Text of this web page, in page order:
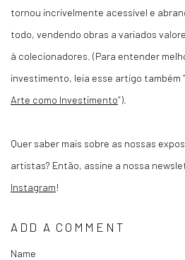
tornou incrivelmente acessível e
todo, vendendo obras a variados
à colecionadores. (Para entender
investimento, leia esse artigo também “
Arte como Investimento”).
Quer saber mais sobre as nossas
artistas? Então, assine a nossa
Instagram!
ADD A COMMENT
Name